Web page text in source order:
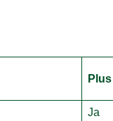
Plus
Ja